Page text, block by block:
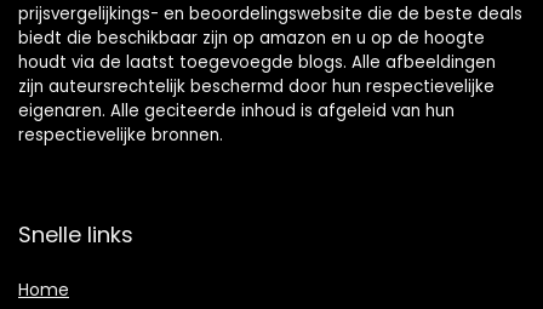
prijsvergelijkings- en beoordelingswebsite die de beste deals
biedt die beschikbaar zijn op amazon en u op de hoogte
houdt via de laatst toegevoegde blogs. Alle afbeeldingen
zijn auteursrechtelijk beschermd door hun respectievelijke
eigenaren. Alle geciteerde inhoud is afgeleid van hun
respectievelijke bronnen.
Snelle links
Home